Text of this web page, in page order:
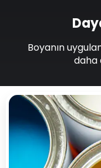
Boyanın
daha